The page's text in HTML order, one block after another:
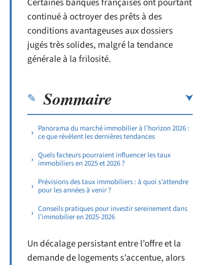
Certaines banques françaises ont pourtant
continué à octroyer des prêts à des
conditions avantageuses aux dossiers
jugés très solides, malgré la tendance
générale à la frilosité.
Sommaire
Panorama du marché immobilier à l’horizon 2026 :
ce que révèlent les dernières tendances
Quels facteurs pourraient influencer les taux
immobiliers en 2025 et 2026 ?
Prévisions des taux immobiliers : à quoi s’attendre
pour les années à venir ?
Conseils pratiques pour investir sereinement dans
l’immobilier en 2025-2026
Un décalage persistant entre l’offre et la
demande de logements s’accentue, alors